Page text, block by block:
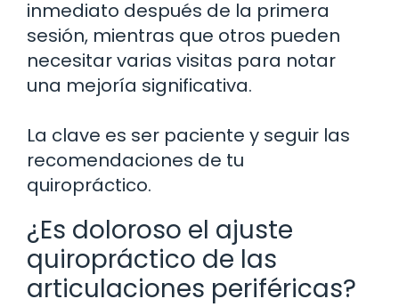
inmediato después de la primera
sesión, mientras que otros pueden
necesitar varias visitas para notar
una mejoría significativa.
La clave es ser paciente y seguir las
recomendaciones de tu
quiropráctico.
¿Es doloroso el ajuste
quiropráctico de las
articulaciones periféricas?